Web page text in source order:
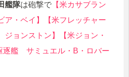
艦隊は砲撃で 【米カサブラン
・ベイ】【米フレッチャー
ョンストン】【米ジョン・
逐艦 サミュエル・B・ロバー